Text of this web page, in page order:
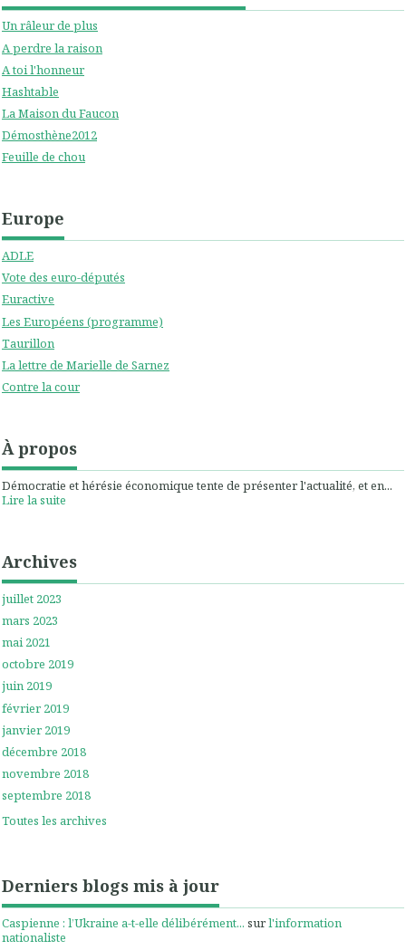
Un râleur de plus
A perdre la raison
A toi l'honneur
Hashtable
La Maison du Faucon
Démosthène2012
Feuille de chou
Europe
ADLE
Vote des euro-députés
Euractive
Les Européens (programme)
Taurillon
La lettre de Marielle de Sarnez
Contre la cour
À propos
Démocratie et hérésie économique tente de présenter l'actualité, et en...
Lire la suite
Archives
juillet 2023
mars 2023
mai 2021
octobre 2019
juin 2019
février 2019
janvier 2019
décembre 2018
novembre 2018
septembre 2018
Toutes les archives
Derniers blogs mis à jour
Caspienne : l’Ukraine a-t-elle délibérément... surl'information
nationaliste